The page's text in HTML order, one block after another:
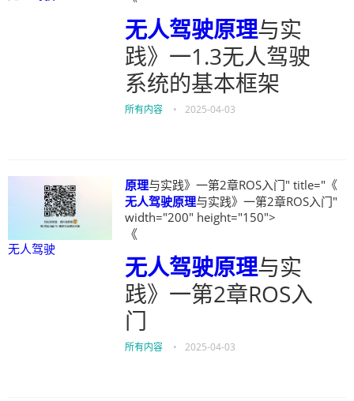
无人驾驶原理与实
践》一1.3无人驾驶
系统的基本框架
所有内容 • 2025-04-03
无人驾驶
原理与实践》一第2章ROS入门" title="《
无人驾驶原理与实践》一第2章ROS入门"
width="200" height="150">
《
无人驾驶原理与实
践》一第2章ROS入
门
所有内容 • 2025-04-03